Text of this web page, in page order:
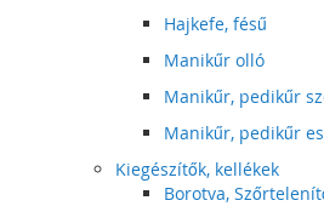
Hajkefe, fésű
Manikűr olló
Manikűr, pedikűr
Manikűr, pedikűr
Kiegészítők, kellékek
Borotva,